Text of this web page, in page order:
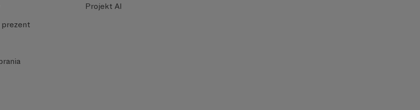
prezent
Projekt AI